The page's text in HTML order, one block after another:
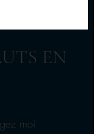
EN
moi